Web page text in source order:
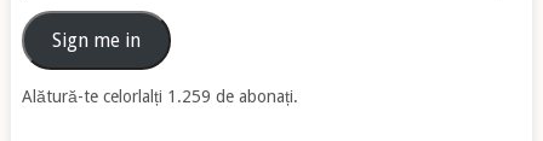
emailSign me in
Alătură-te celorlalți 1.259 de abonați.